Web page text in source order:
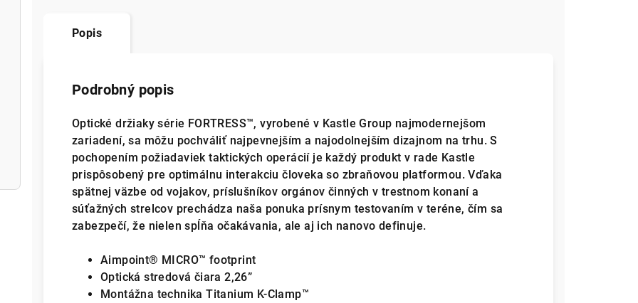
Popis
Podrobný popis
Optické držiaky série FORTRESS™, vyrobené v Kastle Group najmodernejšom
zariadení, sa môžu pochváliť najpevnejším a najodolnejším dizajnom na trhu. S
pochopením požiadaviek taktických operácií je každý produkt v rade Kastle
prispôsobený pre optimálnu interakciu človeka so zbraňovou platformou. Vďaka
spätnej väzbe od vojakov, príslušníkov orgánov činných v trestnom konaní a
súťažných strelcov prechádza naša ponuka prísnym testovaním v teréne, čím sa
zabezpečí, že nielen spĺňa očakávania, ale aj ich nanovo definuje.
Aimpoint® MICRO™ footprint
Optická stredová čiara 2,26”
Montážna technika Titanium K-Clamp™